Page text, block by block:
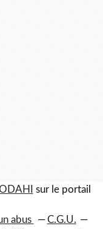
sur le portail
abus
C.G.U.